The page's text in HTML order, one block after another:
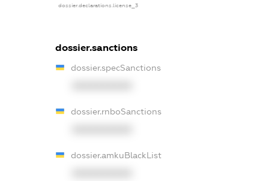
dossier.declarations.license_3
dossier.sanctions
dossier.specSanctions
dossier.rnboSanctions
dossier.amkuBlackList